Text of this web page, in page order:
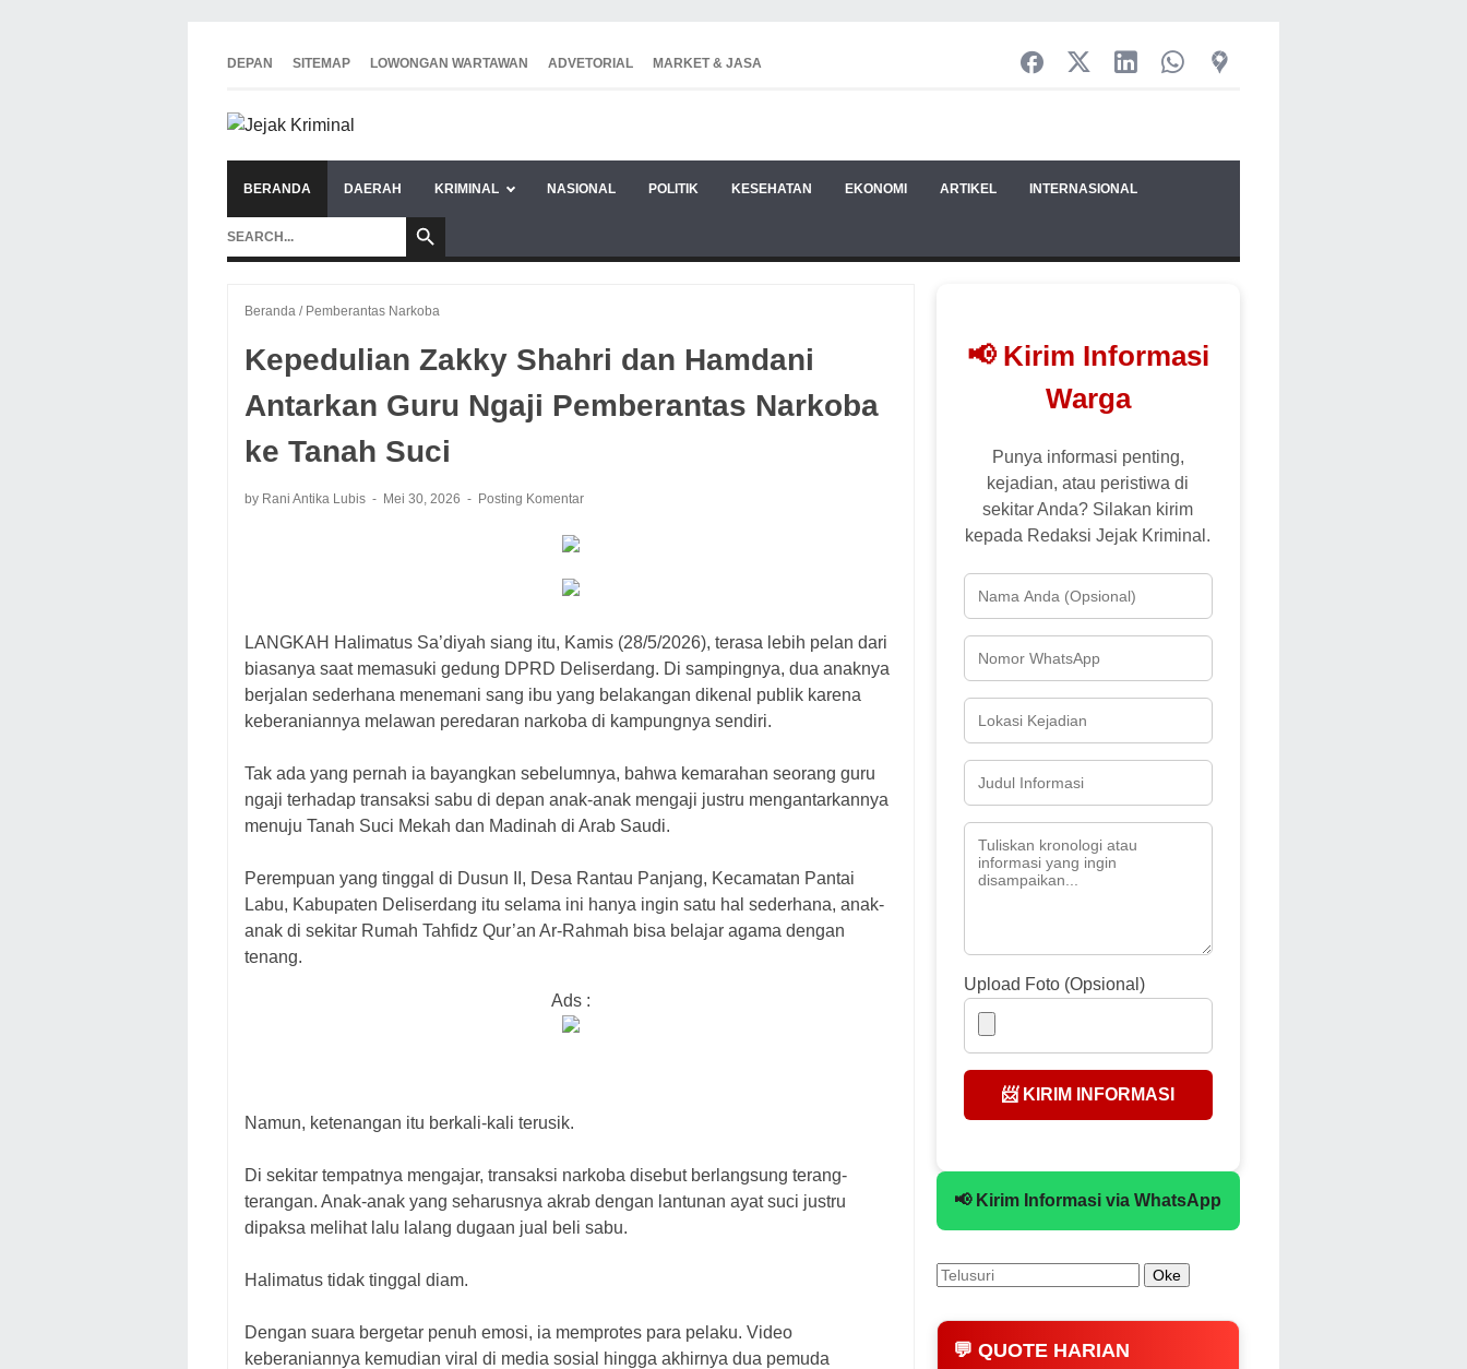
DEPAN SITEMAP LOWONGAN WARTAWAN ADVETORIAL MARKET & JASA
BERANDA DAERAH KRIMINAL NASIONAL POLITIK KESEHATAN EKONOMI ARTIKEL INTERNASIONAL
Beranda / Pemberantas Narkoba
Kepedulian Zakky Shahri dan Hamdani
Antarkan Guru Ngaji Pemberantas Narkoba
ke Tanah Suci
by Rani Antika Lubis Mei 30, 2026 Posting Komentar
LANGKAH Halimatus Sa’diyah siang itu, Kamis (28/5/2026), terasa lebih pelan dari
biasanya saat memasuki gedung DPRD Deliserdang. Di sampingnya, dua anaknya
berjalan sederhana menemani sang ibu yang belakangan dikenal publik karena
keberaniannya melawan peredaran narkoba di kampungnya sendiri.
Tak ada yang pernah ia bayangkan sebelumnya, bahwa kemarahan seorang guru
ngaji terhadap transaksi sabu di depan anak-anak mengaji justru mengantarkannya
menuju Tanah Suci Mekah dan Madinah di Arab Saudi.
Perempuan yang tinggal di Dusun II, Desa Rantau Panjang, Kecamatan Pantai
Labu, Kabupaten Deliserdang itu selama ini hanya ingin satu hal sederhana, anak-
anak di sekitar Rumah Tahfidz Qur’an Ar-Rahmah bisa belajar agama dengan
tenang.
Ads :
Namun, ketenangan itu berkali-kali terusik.
Di sekitar tempatnya mengajar, transaksi narkoba disebut berlangsung terang-
terangan. Anak-anak yang seharusnya akrab dengan lantunan ayat suci justru
dipaksa melihat lalu lalang dugaan jual beli sabu.
Halimatus tidak tinggal diam.
Dengan suara bergetar penuh emosi, ia memprotes para pelaku. Video
keberaniannya kemudian viral di media sosial hingga akhirnya dua pemuda
📢 Kirim Informasi
Warga
Punya informasi penting,
kejadian, atau peristiwa di
sekitar Anda? Silakan kirim
kepada Redaksi Jejak Kriminal.
Upload Foto (Opsional)
📨 KIRIM INFORMASI
📢 Kirim Informasi via WhatsApp
💬 QUOTE HARIAN